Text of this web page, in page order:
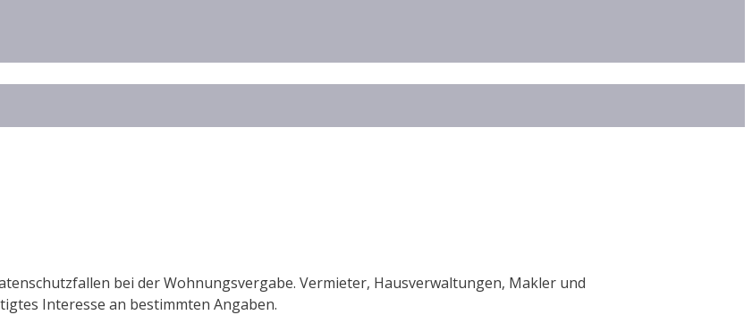
bei der Wohnungsvergabe. Vermieter, Hausverwaltungen, Makler und
Interesse an bestimmten Angaben.